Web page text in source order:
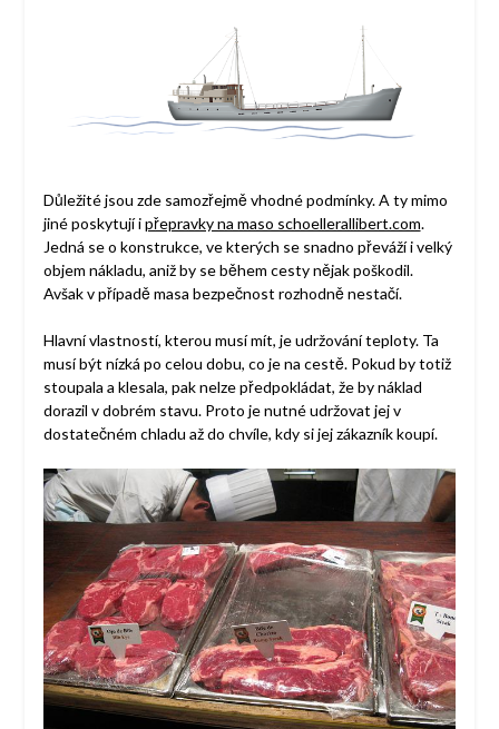
Důležité jsou zde samozřejmě vhodné podmínky. A ty mimo
jiné poskytují ipřepravky na maso schoellerallibert.com.
Jedná se o konstrukce, ve kterých se snadno převáží i velký
objem nákladu, aniž by se během cesty nějak poškodil.
Avšak v případě masa bezpečnost rozhodně nestačí.
Hlavní vlastností, kterou musí mít, je udržování teploty. Ta
musí být nízká po celou dobu, co je na cestě. Pokud by totiž
stoupala a klesala, pak nelze předpokládat, že by náklad
dorazil v dobrém stavu. Proto je nutné udržovat jej v
dostatečném chladu až do chvíle, kdy si jej zákazník koupí.